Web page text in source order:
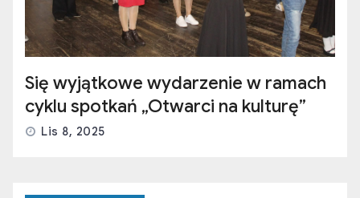
Się wyjątkowe wydarzenie w ramach
cyklu spotkań „Otwarci na kulturę”
Lis 8, 2025